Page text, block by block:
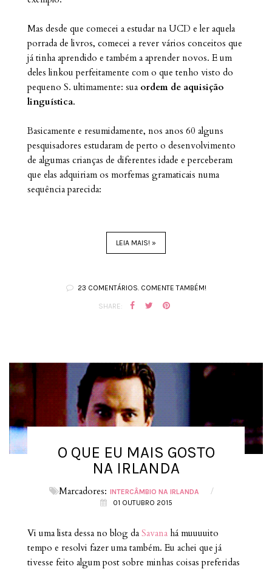
Mas desde que comecei a estudar na UCD e ler aquela
porrada de livros, comecei a rever vários conceitos que
já tinha aprendido e também a aprender novos. E um
deles linkou perfeitamente com o que tenho visto do
pequeno S. ultimamente: sua ordem de aquisição
linguística.
Basicamente e resumidamente, nos anos 60 alguns
pesquisadores estudaram de perto o desenvolvimento
de algumas crianças de diferentes idade e perceberam
que elas adquiriam os morfemas gramaticais numa
sequência parecida:
LEIA MAIS! »
23 COMENTÁRIOS. COMENTE TAMBÉM!
SHARE:
O QUE EU MAIS GOSTO
NA IRLANDA
Marcadores: INTERCÂMBIO NA IRLANDA /
01 OUTUBRO 2015
Vi uma lista dessa no blog da Savana há muuuuito
tempo e resolvi fazer uma também. Eu achei que já
tivesse feito algum post sobre minhas coisas preferidas